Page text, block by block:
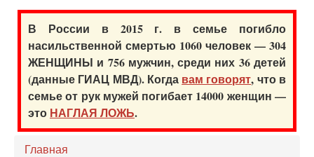
В России в 2015 г. в семье погибло
насильственной смертью 1060 человек — 304
ЖЕНЩИНЫ и 756 мужчин, среди них 36 детей
(данные ГИАЦ МВД). Когда вам говорят, что в
семье от рук мужей погибает 14000 женщин —
это НАГЛАЯ ЛОЖЬ.
Главная